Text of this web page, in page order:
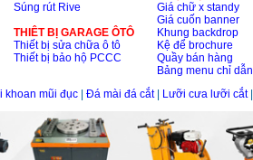
Súng rút Rive
THIÊT BỊ GARAGE ÔTÔ
Thiết bị sửa chữa ô tô
Thiết bị bảo hộ PCCC
Giá chữ x standy
Giá cuốn banner
Khung backdrop
Kệ để brochure
Quầy bán hàng
Bảng menu chỉ dẫn
khoan mũi đục Đá mài đá cắt| Lưỡi cưa lưỡi cắt